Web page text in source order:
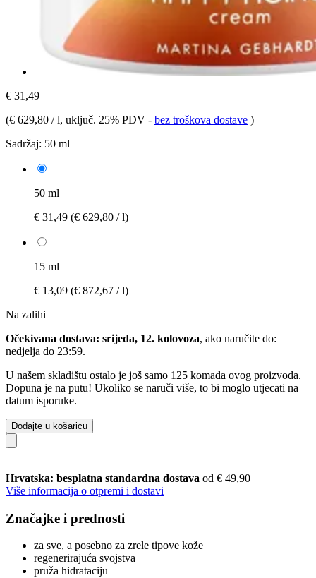
€ 31,49
(€ 629,80 / l, uključ. 25% PDV - bez troškova dostave )
Sadržaj: 50 ml
50 ml
€ 31,49 (€ 629,80 / l)
15 ml
€ 13,09 (€ 872,67 / l)
Na zalihi
Očekivana dostava: srijeda, 12. kolovoza, ako naručite do:
nedjelja do 23:59.
U našem skladištu ostalo je još samo 125 komada ovog proizvoda.
Dopuna je na putu! Ukoliko se naruči više, to bi moglo utjecati na
datum isporuke.
Dodajte u košaricu
Hrvatska: besplatna standardna dostava od € 49,90
Više informacija o otpremi i dostavi
Značajke i prednosti
za sve, a posebno za zrele tipove kože
regenerirajuća svojstva
pruža hidrataciju